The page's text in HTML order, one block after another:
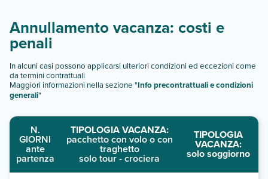
Annullamento vacanza: costi e
penali
In alcuni casi possono applicarsi ulteriori condizioni ed eccezioni come
da termini contrattuali
Maggiori informazioni nella sezione "Info precontrattuali e condizioni
generali"
N.
GIORNI
ante
partenza
TIPOLOGIA VACANZA:
pacchetto con volo o con
traghetto
solo tour - crociera
TIPOLOGIA
VACANZA:
solo soggiorno